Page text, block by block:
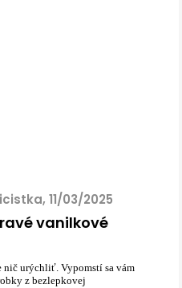
11/03/2025
vanilkové
nič urýchliť. Vypomstí sa vám
z bezlepkovej